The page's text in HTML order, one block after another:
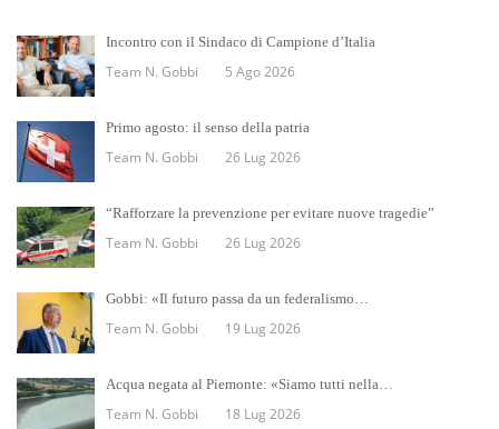
Incontro con il Sindaco di Campione d’Italia
Team N. Gobbi 5 Ago 2026
Primo agosto: il senso della patria
Team N. Gobbi 26 Lug 2026
“Rafforzare la prevenzione per evitare nuove tragedie”
Team N. Gobbi 26 Lug 2026
Gobbi: «Il futuro passa da un federalismo…
Team N. Gobbi 19 Lug 2026
Acqua negata al Piemonte: «Siamo tutti nella…
Team N. Gobbi 18 Lug 2026